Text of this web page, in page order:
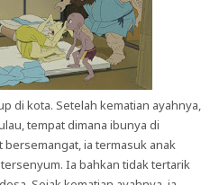
di kota. Setelah kematian ayahnya,
tempat dimana ibunya di
ia termasuk anak
Ia bahkan tidak tertarik